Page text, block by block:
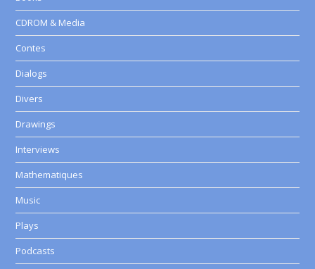
CDROM & Media
Contes
Dialogs
Divers
Drawings
Interviews
Mathematiques
Music
Plays
Podcasts